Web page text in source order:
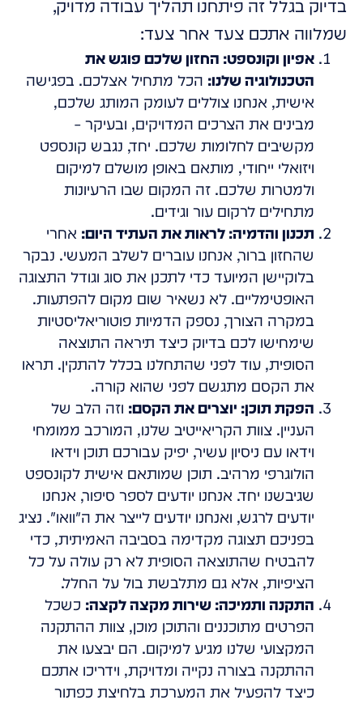
בדיוק בגלל זה פיתחנו תהליך עבודה מדויק,
שמלווה אתכם צעד אחר צעד:
אפיון וקונספט: החזון שלכם פוגש את
הטכנולוגיה שלנו: הכל מתחיל אצלכם. בפגישה
אישית, אנחנו צוללים לעומק המותג שלכם,
מבינים את הצרכים המדויקים, ובעיקר –
מקשיבים לחלומות שלכם. יחד, נגבש קונספט
ויזואלי ייחודי, מותאם באופן מושלם למיקום
ולמטרות שלכם. זה המקום שבו הרעיונות
מתחילים לרקום עור וגידים.
תכנון והדמיה: לראות את העתיד היום: אחרי
שהחזון ברור, אנחנו עוברים לשלב המעשי. נבקר
בלוקיישן המיועד כדי לתכנן את סוג וגודל התצוגה
האופטימליים. לא נשאיר שום מקום להפתעות.
במקרה הצורך, נספק הדמיות פוטוריאליסטיות
שימחישו לכם בדיוק כיצד תיראה התוצאה
הסופית, עוד לפני שהתחלנו בכלל להתקין. תראו
את הקסם מתגשם לפני שהוא קורה.
הפקת תוכן: יוצרים את הקסם: וזה הלב של
העניין. צוות הקריאייטיב שלנו, המורכב ממומחי
וידאו עם ניסיון עשיר, יפיק עבורכם תוכן וידאו
הולוגרפי מרהיב. תוכן שמותאם אישית לקונספט
שגיבשנו יחד. אנחנו יודעים לספר סיפור, אנחנו
יודעים לרגש, ואנחנו יודעים לייצר את ה"וואו". נציג
בפניכם תצוגה מקדימה בסביבה האמיתית, כדי
להבטיח שהתוצאה הסופית לא רק עולה על כל
הציפיות, אלא גם מתלבשת בול על החלל.
התקנה ותמיכה: שירות מקצה לקצה: כשכל
הפרטים מתוכננים והתוכן מוכן, צוות ההתקנה
המקצועי שלנו מגיע למיקום. הם יבצעו את
ההתקנה בצורה נקייה ומדויקת, וידריכו אתכם
כיצד להפעיל את המערכת בלחיצת כפתור